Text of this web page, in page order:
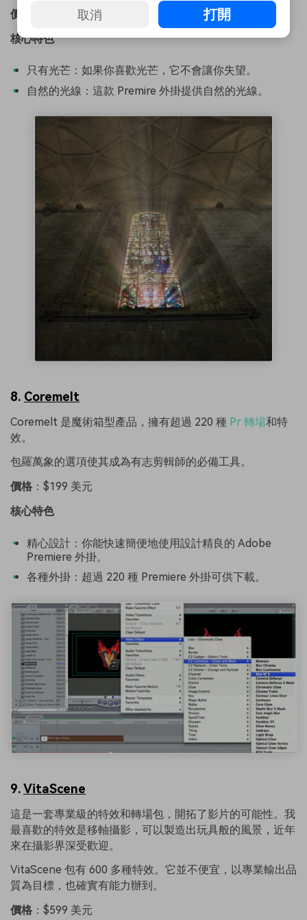
價格
：$95 美元
核心特色
只有光芒：如果你喜歡光芒，它不會讓你失望。
自然的光線：這款 Premire 外掛提供自然的光線。
8. Coremelt
Coremelt 是魔術箱型產品，擁有超過 220 種 Pr 轉場和特
效。
包羅萬象的選項使其成為有志剪輯師的必備工具。
價格 ：$199 美元
核心特色
精心設計：你能快速簡便地使用設計精良的 Adobe
Premiere 外掛。
各種外掛：超過 220 種 Premiere 外掛可供下載。
9.VitaScene
這是一套專業級的特效和轉場包，開拓了影片的可能性。我
最喜歡的特效是移軸攝影，可以製造出玩具般的風景，近年
來在攝影界深受歡迎。
VitaScene 包有 600 多種特效。它並不便宜，以專業輸出品
質為目標，也確實有能力辦到。
價格 ：$599 美元
取消 打開